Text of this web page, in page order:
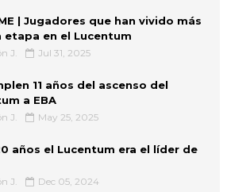
| Jugadores que han vivido más
etapa en el Lucentum
J. Jul 31, 2025
11 años del ascenso del
a EBA
J. May 25, 2025
años el Lucentum era el líder de
J. Dec 05, 2024